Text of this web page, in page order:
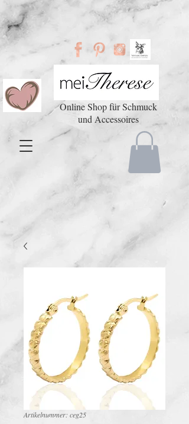
Online Shop für Schmuck
und Accessoires
Artikelnummer: ceg25